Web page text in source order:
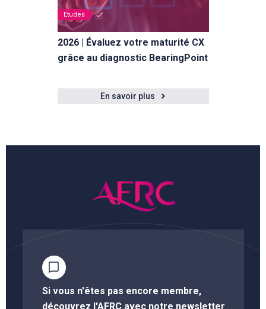
Etudes
2026 | Évaluez votre maturité CX
grâce au diagnostic BearingPoint
En savoir plus
Si vous n'êtes pas encore membre,
découvrez l'AFRC avec notre newsletter